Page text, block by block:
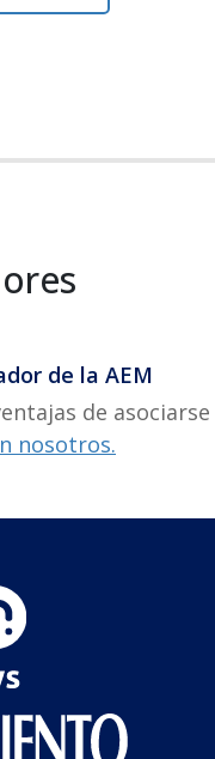
de la AEM
de asociarse
nosotros.